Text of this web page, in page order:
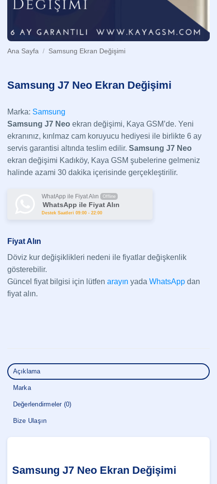
Ana Sayfa / Samsung Ekran Değişimi
Samsung J7 Neo Ekran Değişimi
Marka: Samsung
Samsung J7 Neo ekran değişimi, Kaya GSM’de. Yeni
ekranınız, kırılmaz cam koruyucu hediyesi ile birlikte 6 ay
servis garantisi altında teslim edilir. Samsung J7 Neo
ekran değişimi Kadıköy, Kaya GSM şubelerine gelmeniz
halinde azami 30 dakika içerisinde gerçekleştirilir.
WhatApp ile Fiyat Alın Offline
WhatsApp ile Fiyat Alın
Destek Saatleri 09:00 - 22:00
Fiyat Alın
Döviz kur değişiklikleri nedeni ile fiyatlar değişkenlik
gösterebilir.
Güncel fiyat bilgisi için lütfen arayın yada WhatsApp dan
fiyat alın.
Açıklama
Marka
Değerlendirmeler (0)
Bize Ulaşın
Samsung J7 Neo Ekran Değişimi